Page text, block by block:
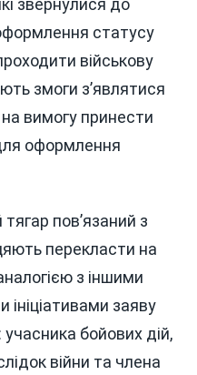
звернулися до
статусу
військову
змоги з’являтися
вимогу принести
оформлення
пов’язаний з
перекласти на
з іншими
заяву
бойових дій,
війни та члена